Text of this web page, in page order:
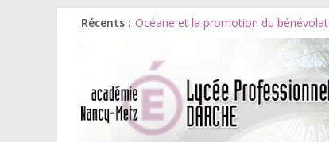
Récents : Océane et la promotion du bénévolat
Infos rentrée septembre 2026
Soirée d’adieux au Lycée Darche
Les ULiS en haut du podium